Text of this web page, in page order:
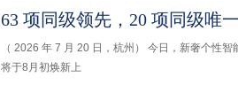
（ 2026 年 7 月 20 日，杭州） 今日，新奢个性
将于8月初焕新上